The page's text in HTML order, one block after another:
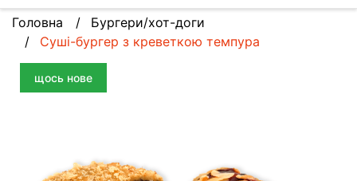
Головна
Бургери/хот-доги
Суші-бургер з креветкою темпура
щось нове